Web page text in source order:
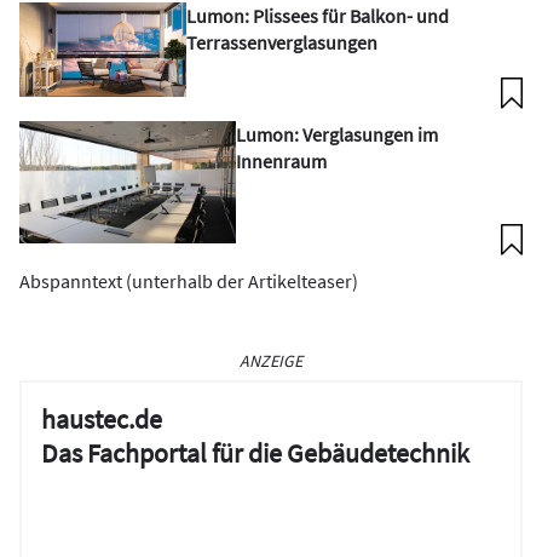
Lumon: Plissees für Balkon- und
Terrassenverglasungen
Lumon: Verglasungen im
Innenraum
Abspanntext (unterhalb der Artikelteaser)
ANZEIGE
haustec.de
Das Fachportal für die Gebäudetechnik